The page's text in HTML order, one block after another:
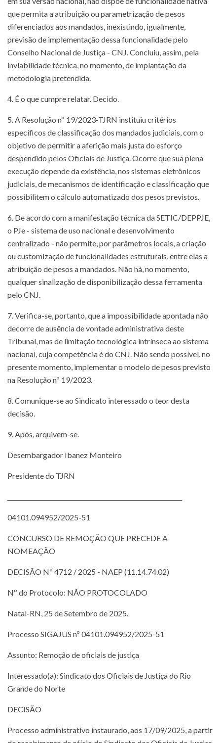
que permita a atribuição ou parametrização de pesos
diferenciados aos mandados, inexistindo, igualmente,
previsão de implementação dessa funcionalidade pelo
Conselho Nacional de Justiça - CNJ. Concluiu, assim, pela
inviabilidade técnica, no momento, de implantação da
metodologia pretendida.
4. É o que cumpre relatar. Decido.
5. A Resolução nº 19/2023-TJRN instituiu critérios
específicos de classificação dos mandados judiciais, com o
objetivo de permitir a aferição mais justa do esforço
despendido pelos Oficiais de Justiça. Ocorre que sua plena
execução depende da existência, nos sistemas eletrônicos
judiciais, de mecanismos de identificação e classificação que
possibilitem o cálculo automatizado dos pesos previstos.
6. De acordo com a manifestação técnica da SETIC/DEPPJE,
o PJe - sistema de uso nacional e desenvolvimento
centralizado - não permite, por parâmetros locais, a criação
ou customização de funcionalidades estruturais, entre elas a
atribuição de pesos a mandados. Não há, no momento,
qualquer sinalização de disponibilização dessa ferramenta
pelo CNJ.
7. Verifica-se, portanto, que a impossibilidade apontada não
decorre de ausência de vontade administrativa deste
Tribunal, mas de limitação tecnológica intrínseca ao sistema
nacional, cuja competência é do CNJ. Não sendo possível, no
presente momento, implementar o modelo de pesos previsto
na Resolução nº 19/2023.
8. Comunique-se ao Sindicato interessado o teor desta
decisão.
9. Após, arquivem-se.
Desembargador Ibanez Monteiro
Presidente do TJRN
04101.094952/2025-51
CONCURSO DE REMOÇÃO QUE PRECEDE A
NOMEAÇÃO
DECISÃO Nº 4712 / 2025 - NAEP (11.14.74.02)
Nº do Protocolo: NÃO PROTOCOLADO
Natal-RN, 25 de Setembro de 2025.
Processo SIGAJUS nº 04101.094952/2025-51
Assunto: Remoção de oficiais de justiça
Interessado(a): Sindicato dos Oficiais de Justiça do Rio
Grande do Norte
DECISÃO
Processo administrativo instaurado, aos 17/09/2025, a partir